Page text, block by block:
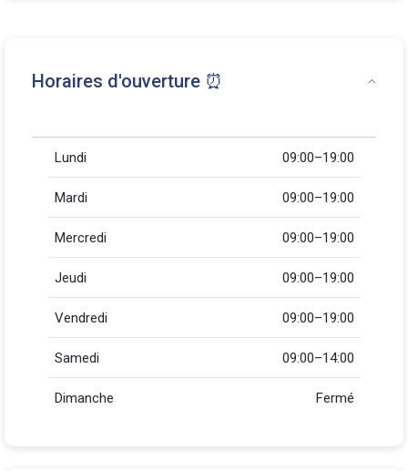
Horaires d'ouverture ⏰
Lundi 09:00–19:00
Mardi 09:00–19:00
Mercredi 09:00–19:00
Jeudi 09:00–19:00
Vendredi 09:00–19:00
Samedi 09:00–14:00
Dimanche Fermé